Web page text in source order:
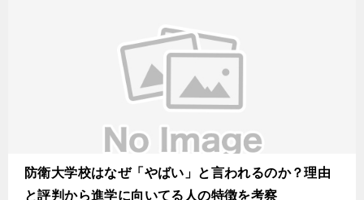
防衛大学校はなぜ「やばい」と言われるのか？理由
と評判から進学に向いてる人の特徴を考察